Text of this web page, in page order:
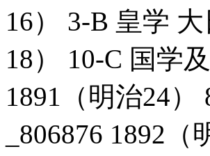
16） 3-B 皇学
18） 10-C 国学
1891（明治24
_806876 1892